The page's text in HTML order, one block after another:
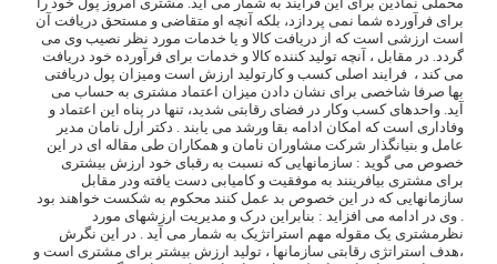
برای فرآورده شما نمی پردازد، بلکه آنچه او متقاضی و مستحق دریافت آن
است ارزشی است که از دریافت کالا و یا خدمات مورد نظر نصیب وی می
گردد. در مقابل ، آنچه تولید کننده کالا و خدمات برای فرآورده خود دریافت
می کند ، فرایند اصلی کسب و کارتولید ارزش است ومیزان پول دریافتی
بها صرفا شاخصی برای نشان دادن میزان اعتماد مشتری به حساب می
آید. واحدهای کسب وکار در فضای رقابتی شدید، تنها در پناه این اعتماد و
وفاداری است که امکان ادامه بقا ورشد می یابند . دکتر ارل نامان مدیر
عامل و بنیانگذار شرکت مشاوران نامان و همکاران طی مقاله ای در این
خصوص می گوید : سازمانهایی که نسبت به رقبای خود ارزش بیشتری
برای مشتری بیافرینند به موفقیت و کامیابی دست یافته ودر مقابل
سازمانهایی که در این خصوص بد عمل کنند محکوم به شکست خواهند بود
. وی در ادامه می افزاید : بنابراین درک و مدیریت ارزشهای مورد
نظرمشتری یک مقوله مهم استراتژیک به شمار می آید . در این نگرش
،هدف استراتژی رقابتی سازمانها ، تولید ارزش بیشتر برای مشتری است و